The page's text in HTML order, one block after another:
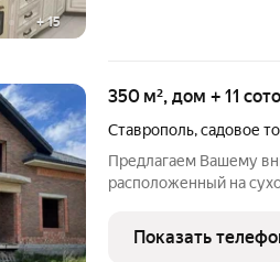
+15
350 м², дом + 11
Ставрополь,садовое
Предлагаем Вашему
расположенный на
с возможностью
что обеспечивает
Показать